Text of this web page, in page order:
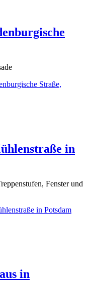
Straße,
in
Fenster und
in Potsdam
in